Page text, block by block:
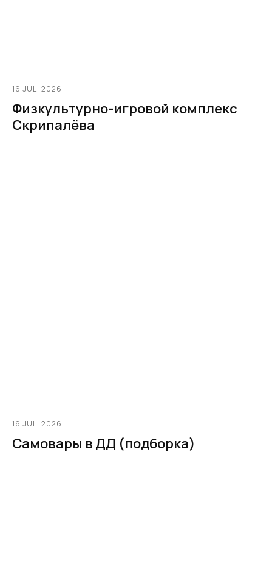
16 JUL, 2026
Физкультурно-игровой комплекс
Скрипалёва
16 JUL, 2026
Самовары в ДД (подборка)